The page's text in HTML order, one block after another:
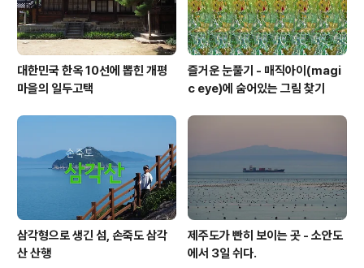
대한민국 한옥 10선에 뽑힌 개평
마을의 일두고택
즐거운 눈풀기 - 매직아이(magi
c eye)에 숨어있는 그림 찾기
삼각형으로 생긴 섬, 손죽도 삼각
산 산행
제주도가 빤히 보이는 곳 - 소안도
에서 3일 쉬다.